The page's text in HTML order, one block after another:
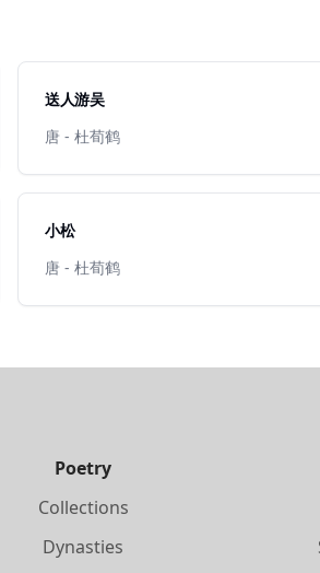
送人游吴
唐 - 杜荀鹤
小松
唐 - 杜荀鹤
Poetry
Collections
Dynasties